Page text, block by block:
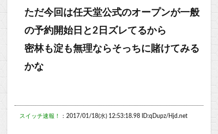
ただ今回は任天堂公式のオープンが一般
の予約開始日と2日ズレてるから
密林も淀も無理ならそっちに賭けてみる
かな
スイッチ速報！ ：2017/01/18(水) 12:53:18.98 ID:qDupz/Hjd.net